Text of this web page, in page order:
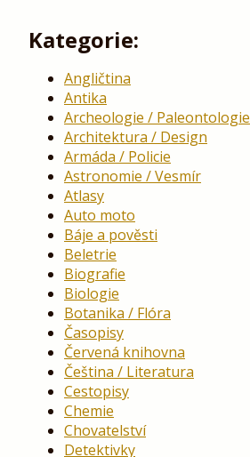
Kategorie:
Angličtina
Antika
Archeologie / Paleontologie
Architektura / Design
Armáda / Policie
Astronomie / Vesmír
Atlasy
Auto moto
Báje a pověsti
Beletrie
Biografie
Biologie
Botanika / Flóra
Časopisy
Červená knihovna
Čeština / Literatura
Cestopisy
Chemie
Chovatelství
Detektivky